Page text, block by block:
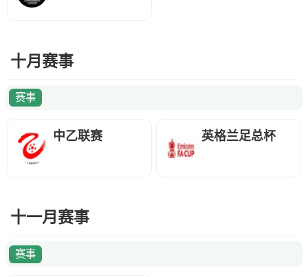
十月赛事
赛事
中乙联赛 英格兰足总杯
十一月赛事
赛事